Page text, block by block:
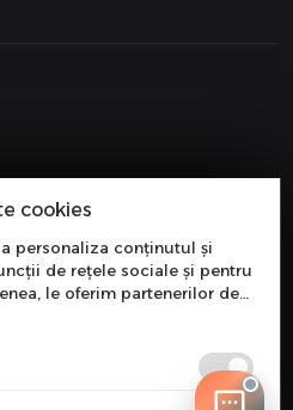
cookies
personaliza conținutul și
de rețele sociale și pentru
le oferim partenerilor de
și de analize informații cu
site-ul nostru. Aceștia le
oferite de dvs. sau culese în